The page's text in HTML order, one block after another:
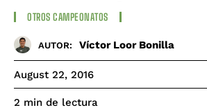
OTROS CAMPEONATOS
AUTOR: Víctor Loor Bonilla
August 22, 2016
2 min de lectura